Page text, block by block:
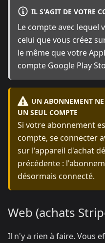
IL S'AGIT DE VOTRE
Le compte avec lequel
celui que vous créez
le même que votre
compte Google Play
UN ABONNEMENT
UN SEUL COMPTE
Si votre abonnement
compte, se connecter
sur l'appareil d'achat
précédente :
désormais connecté.
Web (achats
Il n'y a rien à faire. Vous